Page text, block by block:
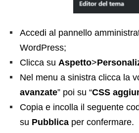
Accedi al pannello
WordPress;
Clicca su Aspetto>
Nel menu a sinistra clicca la
avanzate” poi su “CSS
Copia e incolla il seguente
su Pubblica per confermare.